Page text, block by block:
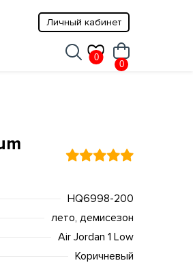
0
Личный кабинет
0
HQ6998-200
лето, демисезон
Air Jordan 1 Low
Коричневый